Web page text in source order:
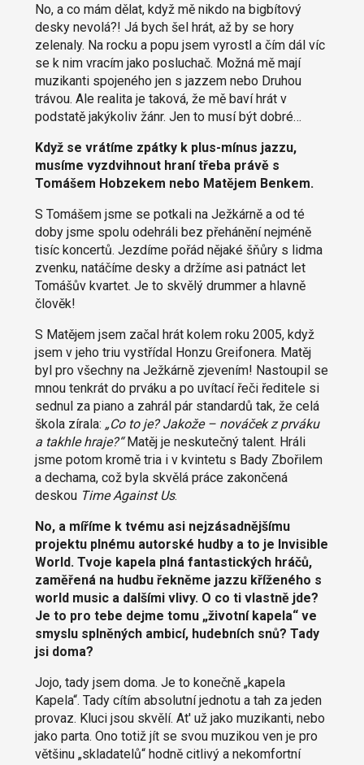
No, a co mám dělat, když mě nikdo na bigbítový
desky nevolá?! Já bych šel hrát, až by se hory
zelenaly. Na rocku a popu jsem vyrostl a čím dál víc
se k nim vracím jako posluchač. Možná mě mají
muzikanti spojeného jen s jazzem nebo Druhou
trávou. Ale realita je taková, že mě baví hrát v
podstatě jakýkoliv žánr. Jen to musí být dobré…
Když se vrátíme zpátky k plus-mínus jazzu,
musíme vyzdvihnout hraní třeba právě s
Tomášem Hobzekem nebo Matějem Benkem.
S Tomášem jsme se potkali na Ježkárně a od té
doby jsme spolu odehráli bez přehánění nejméně
tisíc koncertů. Jezdíme pořád nějaké šňůry s lidma
zvenku, natáčíme desky a držíme asi patnáct let
Tomášův kvartet. Je to skvělý drummer a hlavně
člověk!
S Matějem jsem začal hrát kolem roku 2005, když
jsem v jeho triu vystřídal Honzu Greifonera. Matěj
byl pro všechny na Ježkárně zjevením! Nastoupil se
mnou tenkrát do prváku a po uvítací řeči ředitele si
sednul za piano a zahrál pár standardů tak, že celá
škola zírala: „Co to je? Jakože – nováček z prváku
a takhle hraje?“Matěj je neskutečný talent. Hráli
jsme potom kromě tria i v kvintetu s Bady Zbořilem
a dechama, což byla skvělá práce zakončená
deskou Time Against Us.
No, a míříme k tvému asi nejzásadnějšímu
projektu plnému autorské hudby a to je Invisible
World. Tvoje kapela plná fantastických hráčů,
zaměřená na hudbu řekněme jazzu kříženého s
world music a dalšími vlivy. O co ti vlastně jde?
Je to pro tebe dejme tomu „životní kapela“ ve
smyslu splněných ambicí, hudebních snů? Tady
jsi doma?
Jojo, tady jsem doma. Je to konečně „kapela
Kapela“. Tady cítím absolutní jednotu a tah za jeden
provaz. Kluci jsou skvělí. At' už jako muzikanti, nebo
jako parta. Ono totiž jít se svou muzikou ven je pro
většinu „skladatelů“ hodně citlivý a nekomfortní